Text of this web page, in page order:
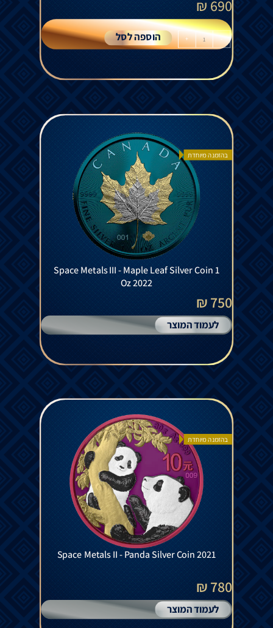
690
₪
-
+ הוספה לסל
בהזמנה מיוחדת
Space Metals III - Maple Leaf Silver Coin 1
Oz 2022
750 ₪
לעמוד המוצר
בהזמנה מיוחדת
Space Metals II - Panda Silver Coin 2021
780 ₪
לעמוד המוצר